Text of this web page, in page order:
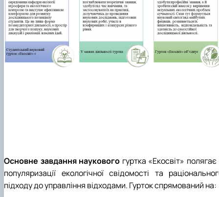
Основне завдання наукового гуртка «Екосвіт» полягає
популяризації екологічної свідомості та
підходу до управління відходами. Гурток спрямований на: